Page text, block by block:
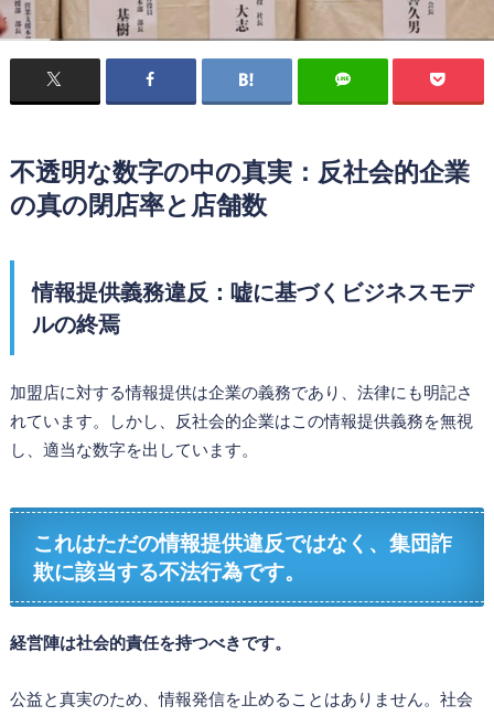
不透明な数字の中の真実：反社会的企業
の真の閉店率と店舗数
情報提供義務違反：嘘に基づくビジネスモデ
ルの終焉
加盟店に対する情報提供は企業の義務であり、法律にも明記さ
れています。しかし、反社会的企業はこの情報提供義務を無視
し、適当な数字を出しています。
これはただの情報提供違反ではなく、集団詐
欺に該当する不法行為です。
経営陣は社会的責任を持つべきです。
公益と真実のため、情報発信を止めることはありません。社会